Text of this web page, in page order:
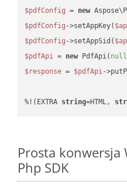
$pdfConfig = new
$pdfConfig ->setAppKey(
$pdfConfig ->setAppSid(
$pdfApi = new PdfApi( null
$response = $pdfApi-
%!(EXTRA string=HTML,
Prosta konwersja
Php SDK